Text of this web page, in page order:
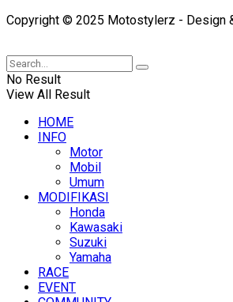
Copyright © 2025 Motostylerz - Design
No Result
View All Result
HOME
INFO
Motor
Mobil
Umum
MODIFIKASI
Honda
Kawasaki
Suzuki
Yamaha
RACE
EVENT